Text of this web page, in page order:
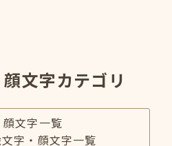
文字カテゴリ
文字一覧
字・顔文字一覧